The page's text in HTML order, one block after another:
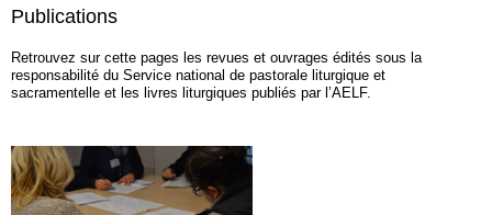
Publications
Retrouvez sur cette pages les revues et ouvrages édités sous la
responsabilité du Service national de pastorale liturgique et
sacramentelle et les livres liturgiques publiés par l’AELF.